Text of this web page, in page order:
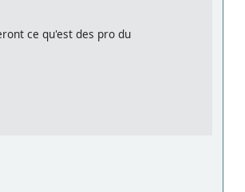
ce qu'est des pro du